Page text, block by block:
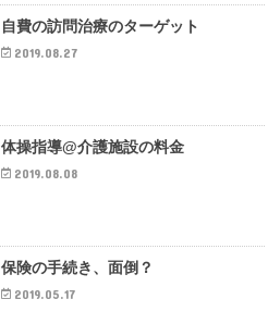
自費の訪問治療のターゲット
2019.08.27
体操指導@介護施設の料金
2019.08.08
保険の手続き、面倒？
2019.05.17